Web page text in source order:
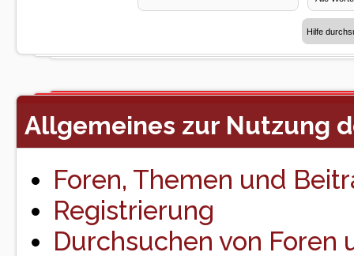
Allgemeines zur Nutzung
Foren, Themen und
Registrierung
Durchsuchen von Foren